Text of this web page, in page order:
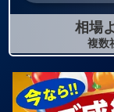
相場
複数